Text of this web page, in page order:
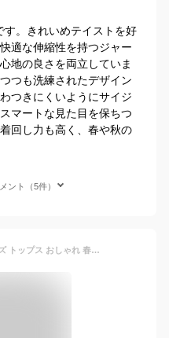
す。きれいめテイストを好
適な伸縮性を持つジャー
地の良さを両立していま
つも洗練されたデザイン
つきにくいようにサイジ
マートな見た目を保ちつ
回し力も高く、春や秋の
ント（5件）
コート メンズ ジャケット メンズ トップス おしゃれ 春秋 メンズ トレーナー メンズ ブランド スウェット コーデ 長袖 スウェットおしゃれ ブランド トップス 大きい サイズ 人気 コート アウター 誕生日 贈り物 送料無料 秋服 メンズファッション トップス 通学 通勤 黒